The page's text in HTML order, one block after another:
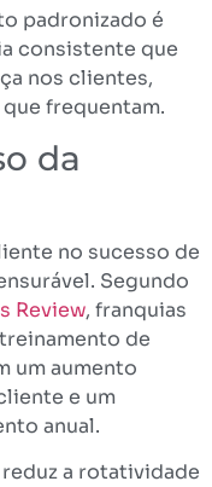
padronizado é
consistente que
nos clientes,
frequentam.
da
no sucesso de
Segundo
Review, franquias
de
um aumento
e um
anual.
a rotatividade